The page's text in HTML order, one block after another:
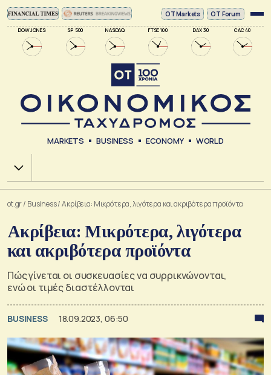
DOW JONES SP 500 NASDAQ FTSE 100 DAX 30 CAC 40
ΟΤ Markets OT Forum
MARKETS BUSINESS ECONOMY WORLD
Χ.Α.
ot.gr/ Business/Ακρίβεια: Μικρότερα, λιγότερα και ακριβότερα προϊόντα
Ακρίβεια: Μικρότερα, λιγότερα
και ακριβότερα προϊόντα
Πώς γίνεται οι συσκευασίες να συρρικνώνονται,
ενώ οι τιμές διαστέλλονται
BUSINESS 18.09.2023, 06:50